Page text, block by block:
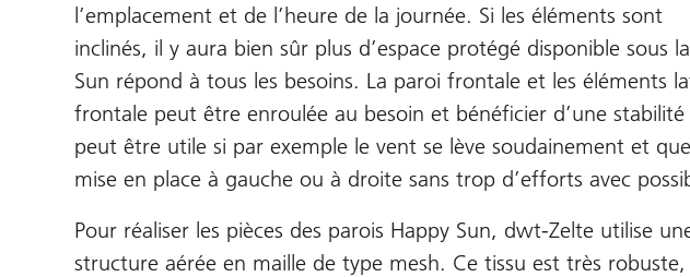
l’emplacement et de l’heure de la journée. Si les éléments sont
inclinés, il y aura bien sûr plus d’espace protégé disponible
Sun répond à tous les besoins. La paroi frontale et les éléments
frontale peut être enroulée au besoin et bénéficier d’une
peut être utile si par exemple le vent se lève soudainement et
mise en place à gauche ou à droite sans trop d’efforts avec
Pour réaliser les pièces des parois Happy Sun, dwt-Zelte utilise
structure aérée en maille de type mesh. Ce tissu est très